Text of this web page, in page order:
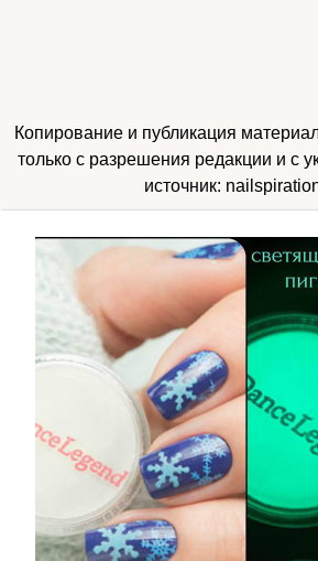
Копирование и публикация
только с разрешения редакции и с
источник: